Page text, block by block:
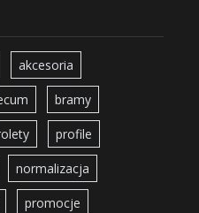
akcesoria
bramy
profile
normalizacja
promocje